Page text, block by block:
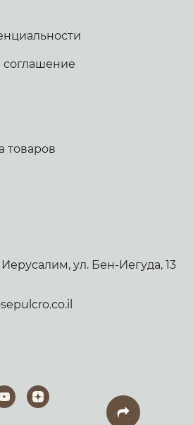
соглашение
товаров
ул. Бен-Иегуда, 13